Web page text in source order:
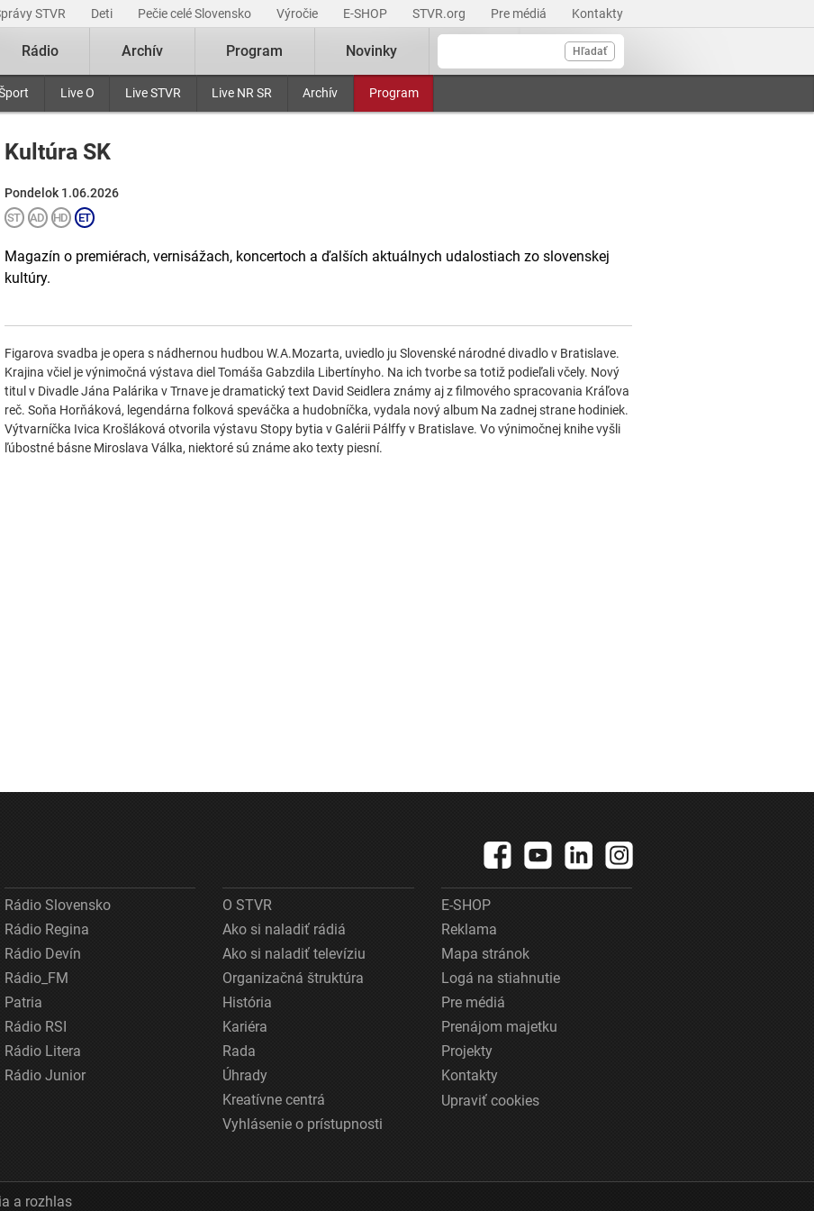
STVR Deti Pečie celé Slovensko Výročie E-SHOP STVR.org Pre médiá Kontakty
Hľadať
Live O Live STVR Live NR SR Archív Program
Rádio Archív Program Novinky
Kultúra SK
Pondelok 1.06.2026
Magazín o premiérach, vernisážach, koncertoch a ďalších aktuálnych udalostiach zo slovenskej
kultúry.
Figarova svadba je opera s nádhernou hudbou W.A.Mozarta, uviedlo ju Slovenské národné divadlo v Bratislave.
Krajina včiel je výnimočná výstava diel Tomáša Gabzdila Libertínyho. Na ich tvorbe sa totiž podieľali včely. Nový
titul v Divadle Jána Palárika v Trnave je dramatický text David Seidlera známy aj z filmového spracovania Kráľova
reč. Soňa Horňáková, legendárna folková speváčka a hudobníčka, vydala nový album Na zadnej strane hodiniek.
Výtvarníčka Ivica Krošláková otvorila výstavu Stopy bytia v Galérii Pálffy v Bratislave. Vo výnimočnej knihe vyšli
ľúbostné básne Miroslava Válka, niektoré sú známe ako texty piesní.
Rádio Slovensko
Rádio Regina
Rádio Devín
Rádio_FM
Patria
Rádio RSI
Rádio Litera
Rádio Junior
O STVR
Ako si naladiť rádiá
Ako si naladiť televíziu
Organizačná štruktúra
História
Kariéra
Rada
Úhrady
Kreatívne centrá
Vyhlásenie o prístupnosti
E-SHOP
Reklama
Mapa stránok
Logá na stiahnutie
Pre médiá
Prenájom majetku
Projekty
Kontakty
Upraviť cookies
a rozhlas